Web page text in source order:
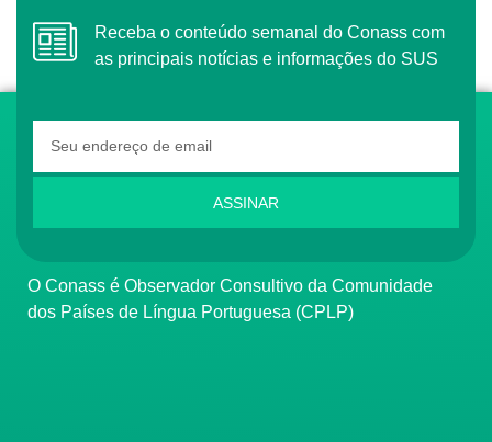
Receba o conteúdo semanal do Conass com
as principais notícias e informações do SUS
ASSINAR
O Conass é Observador Consultivo da Comunidade
dos Países de Língua Portuguesa (CPLP)